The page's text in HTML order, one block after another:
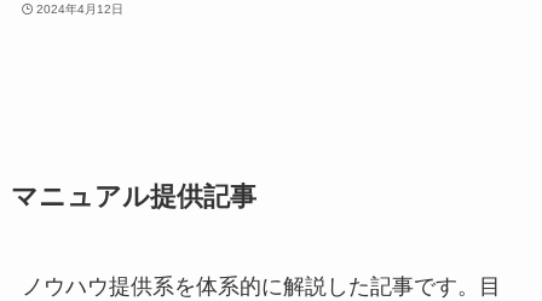
2024年4月12日
マニュアル提供記事
ノウハウ提供系を体系的に解説した記事です。目